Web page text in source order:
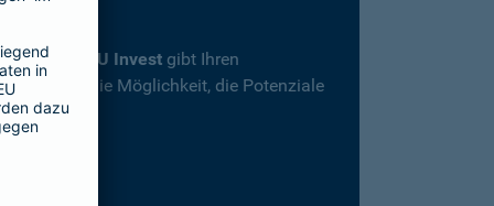
SBU Invest gibt Ihren
und die Möglichkeit, die Potenziale